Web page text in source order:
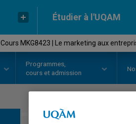
Étudier à l'UQAM
Cours MKG8423 | Le marketing aux
Programmes,
cours et admission